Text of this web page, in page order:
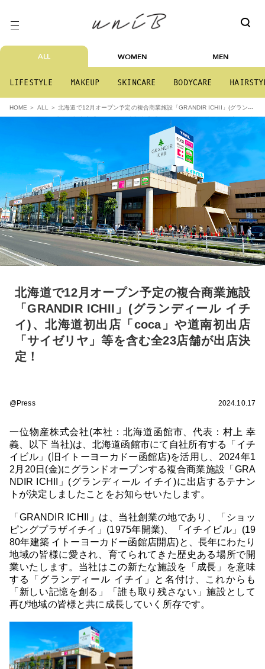
ALL WOMEN MEN
LIFESTYLE MAKEUP SKINCARE BODYCARE
HOME ALL
北海道で12月オープン予定の複合商業施設「GRANDIR ICHII」(グランデ
ィール イチイ)、北海道初出店「coca」や道南初出店「サイゼリヤ」等を含む全23店舗が出
北海道で12月オープン予定の複合商業施設
「GRANDIR ICHII」(グランディール イチ
イ)、北海道初出店「coca」や道南初出店
「サイゼリヤ」等を含む全23店舗が出店決
定！
@Press 2024.10.17
一位物産株式会社(本社：北海道函館市、代表：村上 幸
義、以下 当社)は、北海道函館市にて自社所有する「イチ
イビル」(旧イトーヨーカドー函館店)を活用し、2024年1
2月20日(金)にグランドオープンする複合商業施設「GRA
NDIR ICHII」(グランディール イチイ)に出店するテナン
トが決定しましたことをお知らせいたします。
「GRANDIR ICHII」は、当社創業の地であり、「ショッ
ピングプラザイチイ」(1975年開業)、「イチイビル」(19
80年建築 イトーヨーカドー函館店開店)と、長年にわたり
地域の皆様に愛され、育てられてきた歴史ある場所で開
業いたします。当社はこの新たな施設を「成長」を意味
する「グランディール イチイ」と名付け、これからも
「新しい記憶を創る」「誰も取り残さない」施設として
再び地域の皆様と共に成長していく所存です。